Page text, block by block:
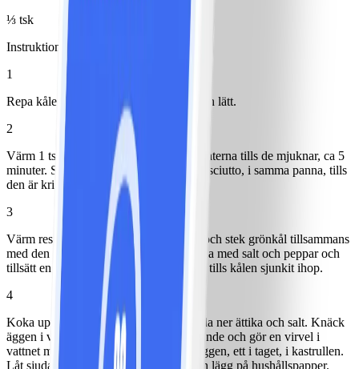
⅓ tsk
Instruktioner
1
Repa kålen och skala och krossa vitlöken lätt.
2
Värm 1 tsk olja i en panna och stek tomaterna tills de mjuknar, ca 5
minuter. Skjut dem åt sidan och stek prosciutto, i samma panna, tills
den är krispig.
3
Värm resterande olja i en annan panna och stek grönkål tillsammans
med den krossade vitlöksklyftan. Krydda med salt och peppar och
tillsätt en liten skvätt vatten. Stek vidare tills kålen sjunkit ihop.
4
Koka upp en kastrull med vatten. Blanda ner ättika och salt. Knäck
äggen i vars en kopp. Håll vattnet sjudande och gör en virvel i
vattnet med en sked. Släpp sedan ner äggen, ett i taget, i kastrullen.
Låt sjuda 3 minuter. Lyft upp äggen och lägg på hushållspapper.